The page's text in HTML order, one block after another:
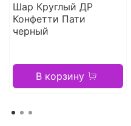
Шар Круглый ДР
Конфетти Пати
черный
В корзину